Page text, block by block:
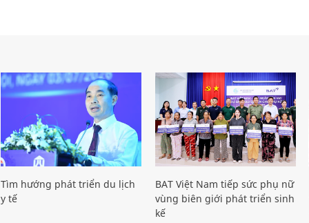
Tìm hướng phát triển du lịch
y tế
BAT Việt Nam tiếp sức phụ nữ
vùng biên giới phát triển sinh
kế